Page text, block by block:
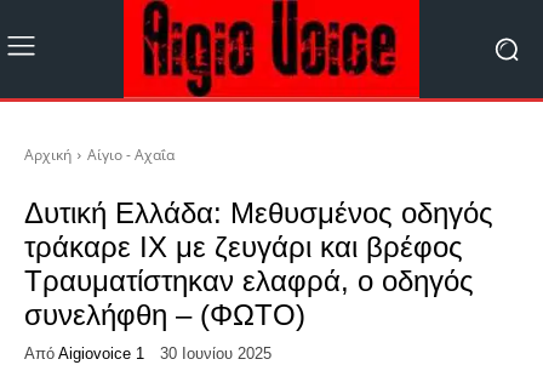
Αρχική Αίγιο - Αχαΐα
Δυτική Ελλάδα: Μεθυσμένος οδηγός
τράκαρε ΙΧ με ζευγάρι και βρέφος
Τραυματίστηκαν ελαφρά, ο οδηγός
συνελήφθη – (ΦΩΤΟ)
Από Aigiovoice 1 30 Ιουνίου 2025